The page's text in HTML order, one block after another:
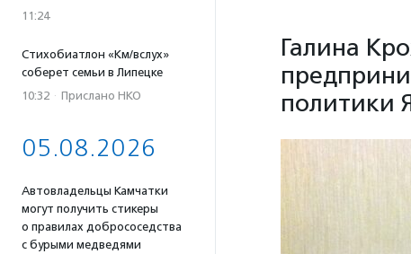
11:24
Стихобиатлон «Км/вслух»
соберет семьи в Липецке
10:32 · Прислано НКО
05.08.2026
Автовладельцы Камчатки
могут получить стикеры
о правилах добрососедства
с бурыми медведями
Галина
политики